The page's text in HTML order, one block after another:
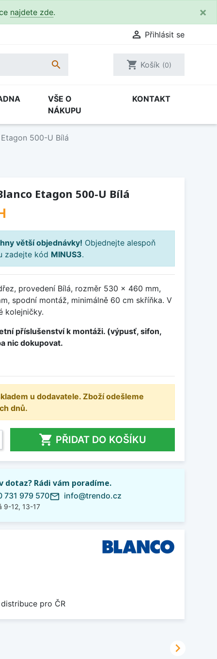
najdete zde. ×
 Přihlásit se
 shopping_cart Košík (0)
VŠE O
NÁKUPU
KONTAKT
500-U Bílá
Etagon 500-U Bílá
větší objednávky! Objednejte alespoň
zadejte kód MINUS3.
provedení Bílá, rozměr 530 x 460 mm,
spodní montáž, minimálně 60 cm skříňka. V
kolejničky.
příslušenství k montáži. (výpusť, sifon,
nic dokupovat.
u dodavatele. Zboží odešleme
dnů.
 PŘIDAT DO KOŠÍKU
dotaz? Rádi vám poradíme.
731 979 570
9-12, 13-17
mail_outline info@trendo.cz
pro ČR
